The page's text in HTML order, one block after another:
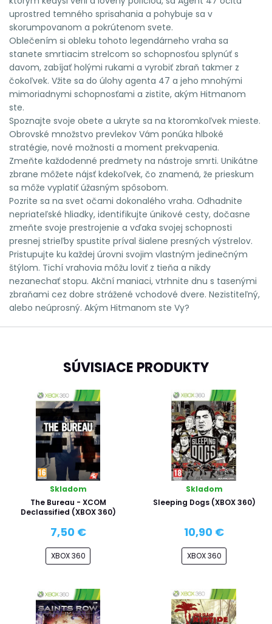
uprostred temného sprisahania a pohybuje sa v
skorumpovanom a pokrútenom svete.
Oblečením si obleku tohoto legendárneho vraha sa
stanete smrtiacim strelcom so schopnosťou splynúť s
davom, zabíjať holými rukami a vyrobiť zbraň takmer z
čokoľvek. Vžite sa do úlohy agenta 47 a jeho mnohými
mimoriadnymi schopnosťami a zistite, akým Hitmanom
ste.
Spoznajte svoje obete a ukryte sa na ktoromkoľvek mieste.
Obrovské množstvo prevlekov Vám ponúka hlboké
stratégie, nové možnosti a moment prekvapenia.
Zmeňte každodenné predmety na nástroje smrti. Unikátne
zbrane môžete nájsť kdekoľvek, čo znamená, že prieskum
sa môže vyplatiť úžasným spôsobom.
Pozrite sa na svet očami dokonalého vraha. Odhadnite
nepriateľské hliadky, identifikujte únikové cesty, dočasne
zmeňte svoje prestrojenie a vďaka svojej schopnosti
presnej strieľby spustite príval šialene presných výstrelov.
Pristupujte ku každej úrovni svojim vlastným jedinečným
štýlom. Tichí vrahovia môžu loviť z tieňa a nikdy
nezanechať stopu. Akční maniaci, vtrhnite dnu s tasenými
zbraňami cez dobre strážené vchodové dvere. Nezistiteľný,
alebo neúprosný. Akým Hitmanom ste Vy?
SÚVISIACE PRODUKTY
Skladom
The Bureau - XCOM
Declassified (XBOX 360)
7,50 €
XBOX 360
Skladom
Sleeping Dogs (XBOX 360)
10,90 €
XBOX 360